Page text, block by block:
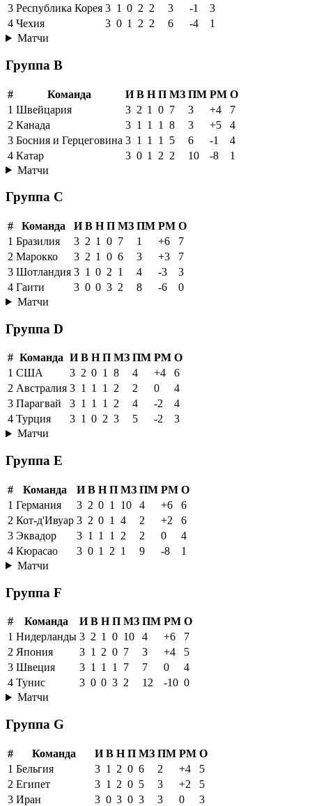
3 Республика Корея 3 1 0 2 2 3 -1
3
4 Чехия 3 0 1 2 2 6 -4
1
Матчи
Группа B
# Команда И В Н П МЗ ПМ РМ О
1 Швейцария 3 2 1 0 7 3 +4
7
2 Канада 3 1 1 1 8 3 +5
4
3 Босния и Герцеговина 3 1 1 1 5 6 -1
4
4 Катар 3 0 1 2 2 10 -8
1
Матчи
Группа C
# Команда И В Н П МЗ ПМ РМ О
1 Бразилия 3 2 1 0 7 1 +6
7
2 Марокко 3 2 1 0 6 3 +3
7
3 Шотландия 3 1 0 2 1 4 -3
3
4 Гаити 3 0 0 3 2 8 -6
0
Матчи
Группа D
# Команда И В Н П МЗ ПМ РМ О
1 США 3 2 0 1 8 4 +4
6
2 Австралия 3 1 1 1 2 2 0
4
3 Парагвай 3 1 1 1 2 4 -2
4
4 Турция 3 1 0 2 3 5 -2
3
Матчи
Группа E
# Команда И В Н П МЗ ПМ РМ О
1 Германия 3 2 0 1 10 4 +6
6
2 Кот-д'Ивуар 3 2 0 1 4 2 +2
6
3 Эквадор 3 1 1 1 2 2 0
4
4 Кюрасао 3 0 1 2 1 9 -8
1
Матчи
Группа F
# Команда И В Н П МЗ ПМ РМ О
1 Нидерланды 3 2 1 0 10 4 +6
7
2 Япония 3 1 2 0 7 3 +4
5
3 Швеция 3 1 1 1 7 7 0
4
4 Тунис 3 0 0 3 2 12 -10 0
Матчи
Группа G
# Команда И В Н П МЗ ПМ РМ О
1 Бельгия 3 1 2 0 6 2 +4
5
2 Египет 3 1 2 0 5 3 +2
5
3 Иран 3 0 3 0 3 3 0
3